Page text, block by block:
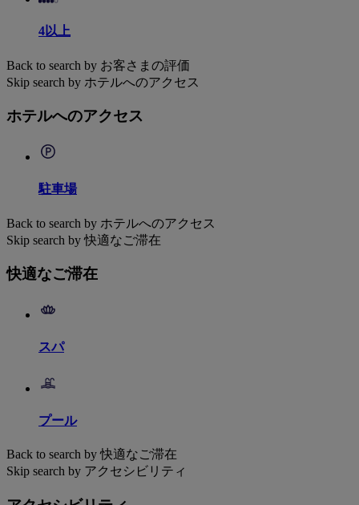
4以上
Back to search by お客さまの評価
Skip search by ホテルへのアクセス
ホテルへのアクセス
駐車場
Back to search by ホテルへのアクセス
Skip search by 快適なご滞在
快適なご滞在
スパ
プール
Back to search by 快適なご滞在
Skip search by アクセシビリティ